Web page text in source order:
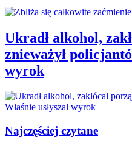
Ukradł alkohol,
znieważył
wyrok
Najczęściej czytane